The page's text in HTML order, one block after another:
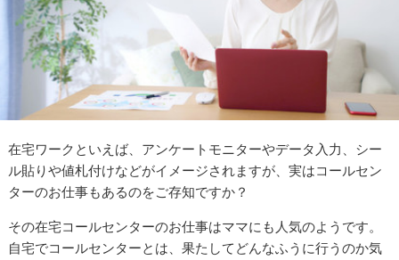
在宅ワークといえば、アンケートモニターやデータ入力、シー
ル貼りや値札付けなどがイメージされますが、実はコールセン
ターのお仕事もあるのをご存知ですか？
その在宅コールセンターのお仕事はママにも人気のようです。
自宅でコールセンターとは、果たしてどんなふうに行うのか気